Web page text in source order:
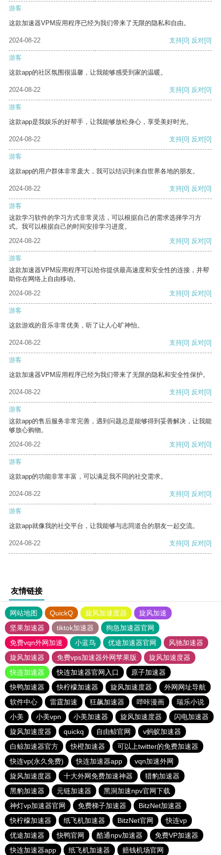
游客
这款加速器VPM应用程序已经为我们带来了无限的隐私和自由。
2024-08-22 支持[0] 反对[0]
游客
这款app的社区氛围很温馨，让我能够感受到家的温暖。
2024-08-22 支持[0] 反对[0]
游客
这款app是我娱乐的好帮手，让我能够放松身心，享受美好时光。
2024-08-22 支持[0] 反对[0]
游客
这款app的用户群体非常庞大，我可以结识到来自世界各地的朋友。
2024-08-22 支持[0] 反对[0]
游客
这款学习软件的学习方式非常灵活，可以根据自己的需求选择学习方
式。我可以根据自己的时间安排学习进度。
2024-08-22
支持[0] 反对[0]
游客
这款加速器VPM应用程序可以给你提供最高速度和安全性的连接，并帮
助你在网络上自由移动。
2024-08-22
支持[0] 反对[0]
游客
这款游戏的音乐非常优美，听了让人心旷神怡。
2024-08-22 支持[0] 反对[0]
游客
这款加速器VPM应用程序已经为我们带来了无限的隐私和安全性保护。
2024-08-22 支持[0] 反对[0]
游客
这款app的售后服务非常完善，遇到问题总是能够得到妥善解决，让我能
够放心购物。
2024-08-22
支持[0] 反对[0]
游客
这款app的功能非常丰富，可以满足我不同的社交需求。
2024-08-22 支持[0] 反对[0]
游客
这款app就像我的社交平台，让我能够与志同道合的朋友一起交流。
2024-08-22 支持[0] 反对[0]
友情链接
网站地图 QuickQ 旋风加速度器
旋风加速
坚果加速器
tiktok加速器
狗急加速器官网
免费vqn外网加速
小蓝鸟 优途加速器官网
风驰加速器
旋风加速器
免费vps加速器外网苹果版
旋风加速度器
快连加速器
快连加速器官网入口
原子加速器
快鸭加速器
快柠檬加速器 旋风加速度器
外网网址导航
软件中心
雷霆加速 狂飙加速器 哔咔漫画
瑞乐小说
小美
小美vpn 小美加速器 旋风加速度器
闪电加速器
旋风加速度器
quickq 自由鲸官网
v蚂蚁加速器
白鲸加速器官方
快橙加速器
可以上twitter的免费加速器
快连vp(永久免费)
快连加速器app
vqn加速外网
旋风加速度器
十大外网免费加速神器
猎豹加速器
黑豹加速器
元链加速器
黑洞加速npv官网下载
神灯vp加速器官网
免费梯子加速器
BitzNet加速器
快柠檬加速器
纸飞机加速器 BitzNet官网
快连vp
优途加速器
快鸭官网 酷通npv加速器
免费VP加速器
快连加速器app
纸飞机加速器 赔钱机场官网